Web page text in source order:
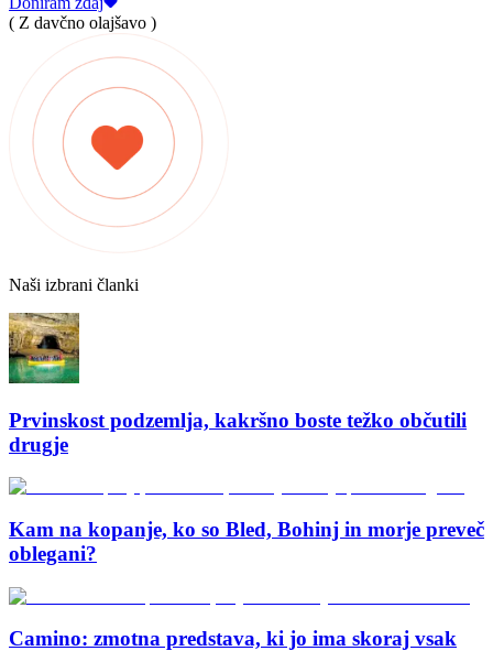
( Z davčno olajšavo )
Naši izbrani članki
Prvinskost podzemlja, kakršno boste težko občutili
drugje
Kam na kopanje, ko so Bled, Bohinj in morje preveč
oblegani?
Camino: zmotna predstava, ki jo ima skoraj vsak